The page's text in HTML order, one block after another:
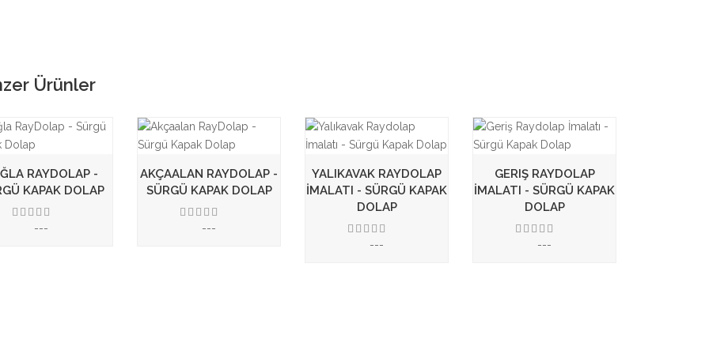
Ürünler
RAYDOLAP -
KAPAK DOLAP
3.50
---
AKÇAALAN RAYDOLAP -
SÜRGÜ KAPAK DOLAP
3.50
---
YALIKAVAK RAYDOLAP
İMALATI - SÜRGÜ KAPAK
DOLAP
3.50
---
GERIŞ RAYDOLAP
İMALATI - SÜRGÜ KAPAK
DOLAP
3.50
---